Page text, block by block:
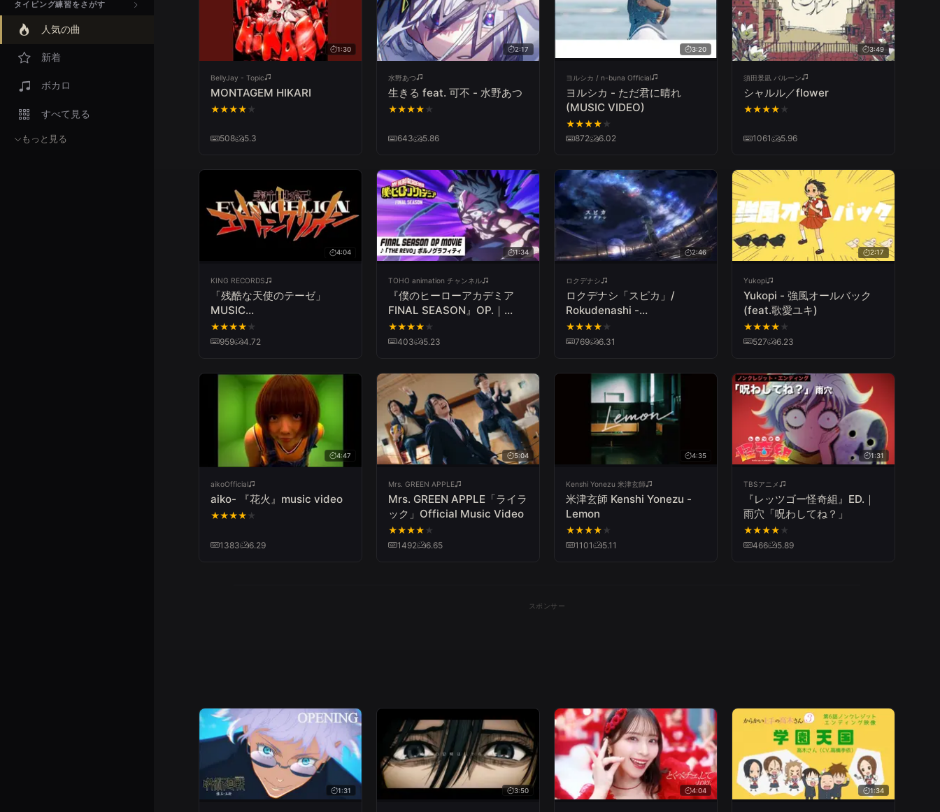
タイピング練習をさがす
人気の曲
新着
ボカロ
すべて見る
もっと見る
1:30
BellyJay - Topic
MONTAGEM HIKARI
★★★★ ★
508 5.3
2:17
水野あつ
生きる feat. 可不 - 水野あつ
★★★★ ★
643 5.86
3:20
ヨルシカ / n-buna Official
ヨルシカ - ただ君に晴れ
(MUSIC VIDEO)
★★★★ ★
872
6.02
3:49
須田景凪 バルーン
シャルル／flower
★★★★ ★
1061 5.96
4:04
KING RECORDS
「残酷な天使のテーゼ」
MUSIC
VIDEO（HDver.）/Zankoku
na Tenshi no Te-ze“The
★★★★ ★
959
4.72
1:34
TOHO animation チャンネル
『僕のヒーローアカデミア
FINAL SEASON』OP.｜
「THE REVO」ポルノグラフ
ィティ
★★★★ ★
403
5.23
2:46
ロクデナシ
ロクデナシ「スピカ」/
Rokudenashi -
Spica【Official Music
Video】
★★★★ ★
769
6.31
2:17
Yukopi
Yukopi - 強風オールバック
(feat.歌愛ユキ)
★★★★ ★
527
6.23
4:47
aikoOfficial
aiko- 『花火』music video
★★★★ ★
1383 6.29
5:04
Mrs. GREEN APPLE
Mrs. GREEN APPLE「ライラ
ック」Official Music Video
★★★★ ★
1492
6.65
4:35
Kenshi Yonezu 米津玄師
米津玄師 Kenshi Yonezu -
Lemon
★★★★ ★
1101
5.11
1:31
TBSアニメ
『レッツゴー怪奇組』ED.｜
雨穴「呪わしてね？」
★★★★ ★
466
5.89
スポンサー
1:31 3:50 4:04 1:34